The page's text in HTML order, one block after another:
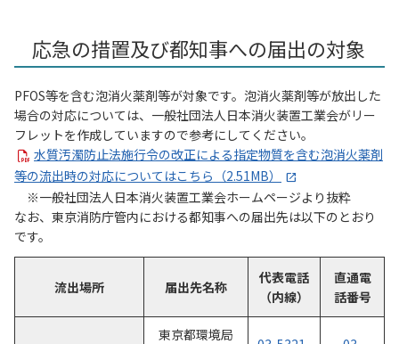
応急の措置及び都知事への届出の対象
PFOS等を含む泡消火薬剤等が対象です。泡消火薬剤等が放出した
場合の対応については、一般社団法人日本消火装置工業会がリー
フレットを作成していますので参考にしてください。
水質汚濁防止法施行令の改正による指定物質を含む泡消火薬剤
等の流出時の対応についてはこちら（2.51MB）
一般社団法人日本消火装置工業会ホームページより抜粋
なお、東京消防庁管内における都知事への届出先は以下のとおり
です。
流出場所 届出先名称
代表電話
（内線）
直通電
話番号
東京都環境局